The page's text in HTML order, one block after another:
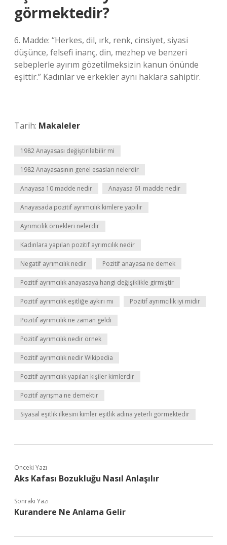
görmektedir?
6. Madde: “Herkes, dil, ırk, renk, cinsiyet, siyasi
düşünce, felsefi inanç, din, mezhep ve benzeri
sebeplerle ayırım gözetilmeksizin kanun önünde
eşittir.” Kadınlar ve erkekler aynı haklara sahiptir.
Tarih: Makaleler
1982 Anayasası değiştirilebilir mi
1982 Anayasasının genel esasları nelerdir
Anayasa 10 madde nedir Anayasa 61 madde nedir
Anayasada pozitif ayrımcılık kimlere yapılır
Ayrımcılık örnekleri nelerdir
Kadınlara yapılan pozitif ayrımcılık nedir
Negatif ayrımcılık nedir Pozitif anayasa ne demek
Pozitif ayrımcılık anayasaya hangi değişiklikle girmiştir
Pozitif ayrımcılık eşitliğe aykırı mı Pozitif ayrımcılık iyi midir
Pozitif ayrımcılık ne zaman geldi
Pozitif ayrımcılık nedir örnek
Pozitif ayrımcılık nedir Wikipedia
Pozitif ayrımcılık yapılan kişiler kimlerdir
Pozitif ayrışma ne demektir
Siyasal eşitlik ilkesini kimler eşitlik adına yeterli görmektedir
Önceki Yazı
Aks Kafası Bozukluğu Nasıl Anlaşılır
Sonraki Yazı
Kurandere Ne Anlama Gelir